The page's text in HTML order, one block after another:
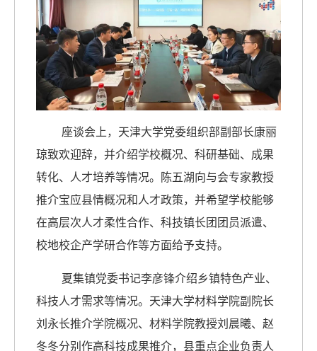
座谈会上，天津大学党委组织部副部长康丽
琼致欢迎辞，并介绍学校概况、科研基础、成果
转化、人才培养等情况。陈五湖向与会专家教授
推介宝应县情概况和人才政策，并希望学校能够
在高层次人才柔性合作、科技镇长团团员派遣、
校地校企产学研合作等方面给予支持。
夏集镇党委书记李彦锋介绍乡镇特色产业、
科技人才需求等情况。天津大学材料学院副院长
刘永长推介学院概况、材料学院教授刘晨曦、赵
冬冬分别作高科技成果推介，县重点企业负责人